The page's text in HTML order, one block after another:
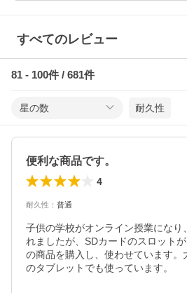
すべてのレビュー
81 - 100件 / 681件
星の数 耐久性
便利な商品です。
4
耐久性 ： 普通
子供の学校がオンライン授業になり
れましたが、SDカードのスロット
の商品を購入し、使わせています。
のタブレットでも使っています。